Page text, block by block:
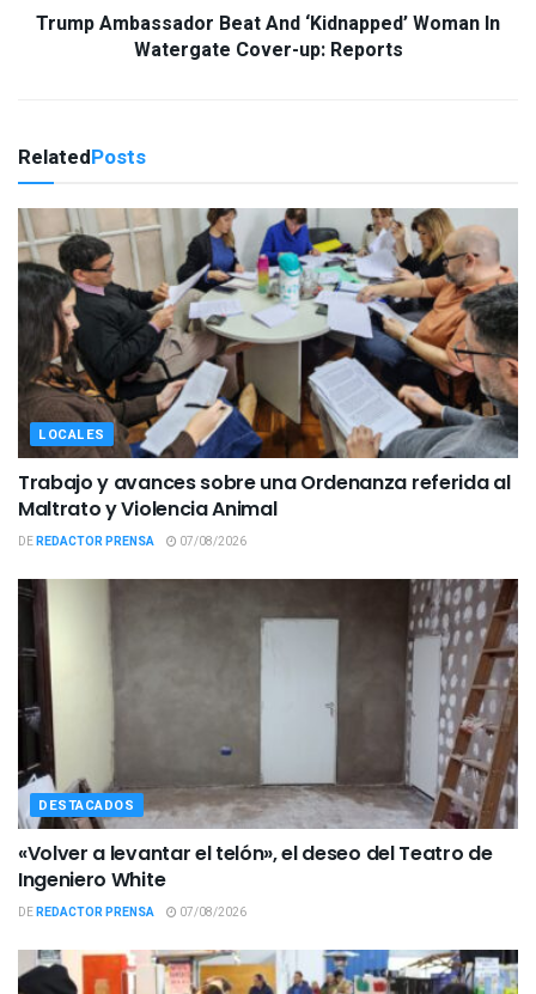
Trump Ambassador Beat And ‘Kidnapped’ Woman In
Watergate Cover-up: Reports
RelatedPosts
LOCALES
Trabajo y avances sobre una Ordenanza referida al
Maltrato y Violencia Animal
DEREDACTOR PRENSA 07/08/2026
DESTACADOS
«Volver a levantar el telón», el deseo del Teatro de
Ingeniero White
DEREDACTOR PRENSA 07/08/2026